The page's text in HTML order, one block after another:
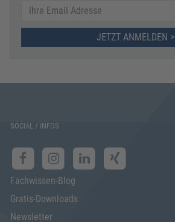
JETZT ANMELDEN >
SOCIAL / INFOS
Fachwissen-Blog
Gratis-Downloads
Newsletter